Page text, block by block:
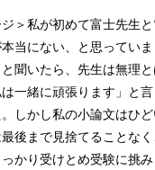
＞私が初めて富士先生
当にない、と思ってい
聞いたら、先生は無理
一緒に頑張ります」と
しかし私の小論文はひ
後まで見捨てることな
かり受けとめ受験に挑